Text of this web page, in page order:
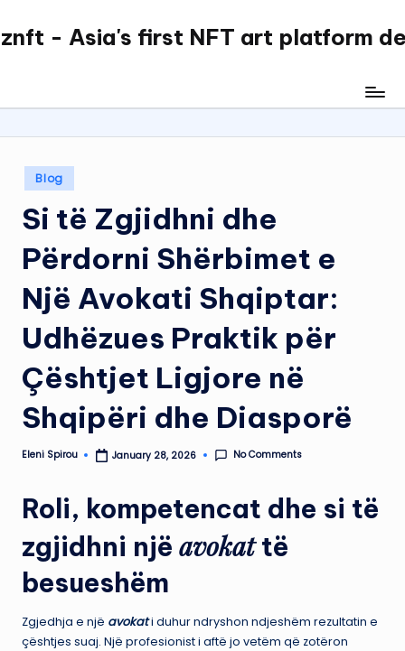
Skip
- Asia's first NFT art platform
Posted
in
Blog
Si të Zgjidhni dhe
Përdorni Shërbimet e
Një Avokati Shqiptar:
Udhëzues Praktik për
Çështjet Ligjore në
Shqipëri dhe Diasporë
Posted
Eleni Spirou January 28, 2026 No Comments
Roli, kompetencat dhe si të
zgjidhni një avokattë
besueshëm
Zgjedhja e një avokati duhur ndryshon ndjeshëm rezultatin e
çështjes suaj. Një profesionist i aftë jo vetëm që zotëron